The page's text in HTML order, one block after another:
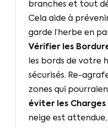
branches et tout
Cela aide à
garde l’herbe en
Vérifier les
les bords de votre
sécurisés. Re-
zones qui
éviter les Charges
neige est